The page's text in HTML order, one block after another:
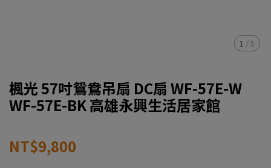
1 /5
楓光 57吋鴛鴦吊扇 DC扇 WF-57E-W
WF-57E-BK 高雄永興生活居家館
NT$9,800